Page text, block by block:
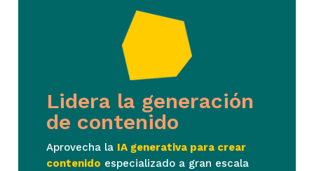
Lidera la generación
de contenido
Aprovecha la IA generativa para crear
contenido especializado a gran escala